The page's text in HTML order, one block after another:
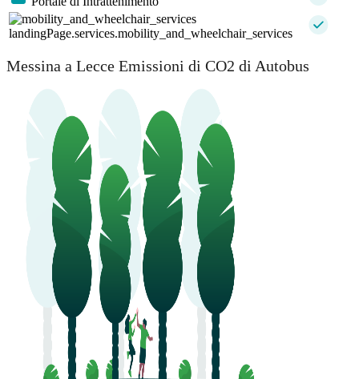
landingPage.services.mobility_and_wheelchair_services
Messina a Lecce Emissioni di CO2 di Autobus